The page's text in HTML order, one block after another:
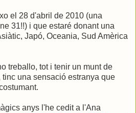
el 28 d'abril de 2010 (una
31!!) i que estaré donant una
Japó, Oceania, Sud Amèrica
treballo, tot i tenir un munt de
una sensació estranya que
anys l'he cedit a l'Ana